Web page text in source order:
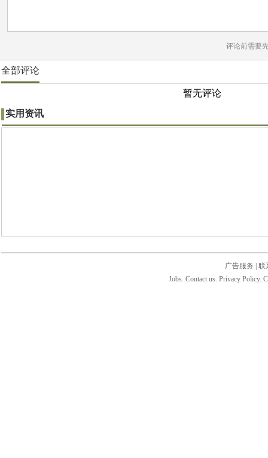
评论前需要
全部评论
暂无评论
实用资讯
广告服务
联
Jobs. Contact us. Privacy Policy.